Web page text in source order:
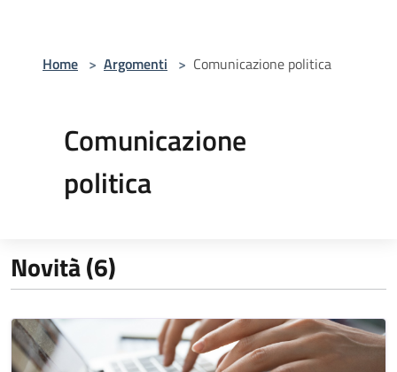
Home > Argomenti > Comunicazione politica
Comunicazione
politica
Novità (6)